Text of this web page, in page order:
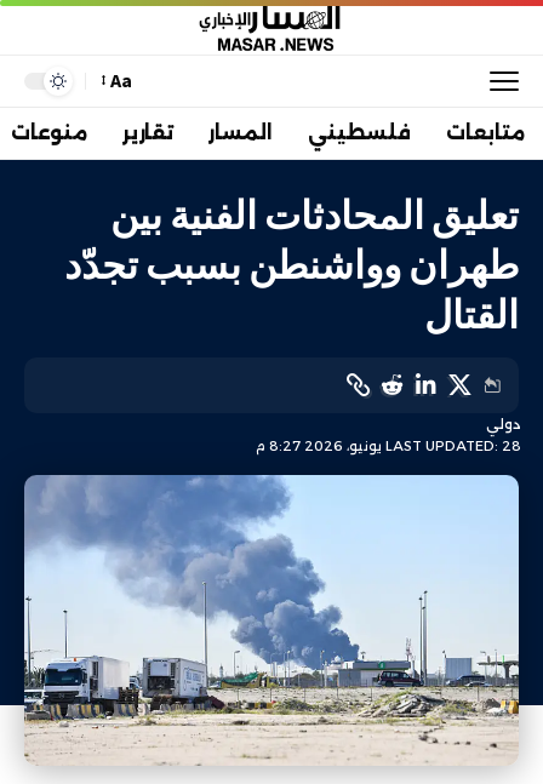
Aa
متابعات فلسطيني المسار تقارير منوعات
تعليق المحادثات الفنية بين
طهران وواشنطن بسبب تجدّد
القتال
LAST UPDATED: 28 يونيو، 2026 8:27 م
دولي